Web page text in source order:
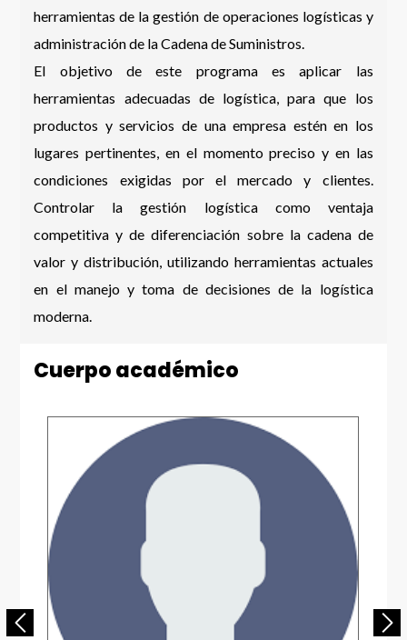
herramientas de la gestión de operaciones logísticas y
administración de la Cadena de Suministros.
El objetivo de este programa es aplicar las
herramientas adecuadas de logística, para que los
productos y servicios de una empresa estén en los
lugares pertinentes, en el momento preciso y en las
condiciones exigidas por el mercado y clientes.
Controlar la gestión logística como ventaja
competitiva y de diferenciación sobre la cadena de
valor y distribución, utilizando herramientas actuales
en el manejo y toma de decisiones de la logística
moderna.
Cuerpo académico